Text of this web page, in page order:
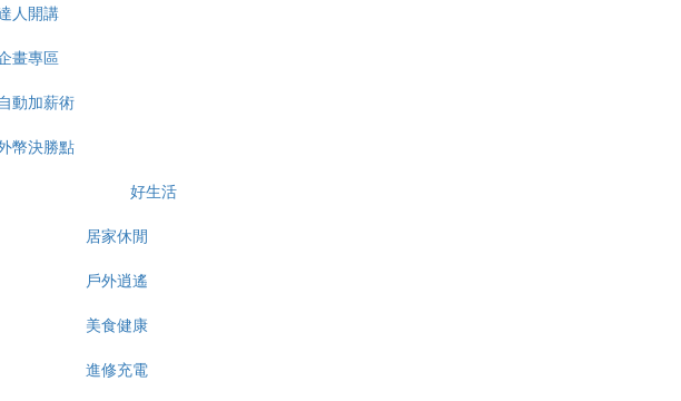
人開講
畫專區
動加薪術
幣決勝點
好生活
居家休閒
戶外逍遙
美食健康
進修充電